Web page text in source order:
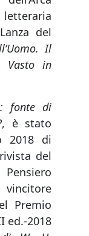
del
Il
Vasto in
fonte di
, è stato
2018 di
del
vincitore
Premio
ed.-2018